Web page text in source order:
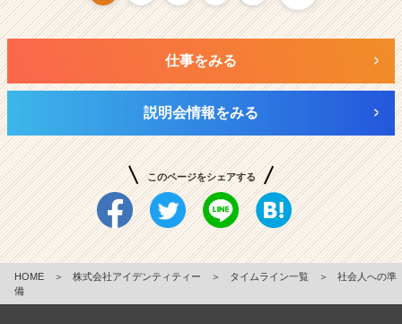
仕事をみる
説明会情報をみる
このページをシェアする
HOME ＞ 株式会社アイデンティティー ＞ タイムライン一覧 ＞
社会人への準
備